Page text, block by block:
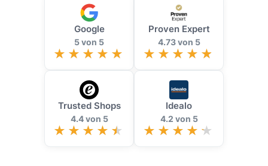
Google
5 von 5
Proven Expert
4.73 von 5
Trusted Shops
4.4 von 5
Idealo
4.2 von 5